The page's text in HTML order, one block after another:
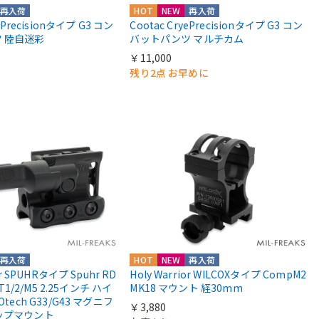
再入荷
タイプ G3 コン
陸自迷彩
HOT NEW 再入荷
Cootac CryePrecisionタイプ G3 コン
バットパンツ マルチカム
￥11,000
残り2点 お早めに
再入荷
タイプ Spuhr RD
2/M5 2.25インチ ハイ
G33/G43 マグニフ
マウント
HOT NEW 再入荷
Holy Warrior WILCOXタイプ CompM2
MK18 マウント 経30mm
￥3,880